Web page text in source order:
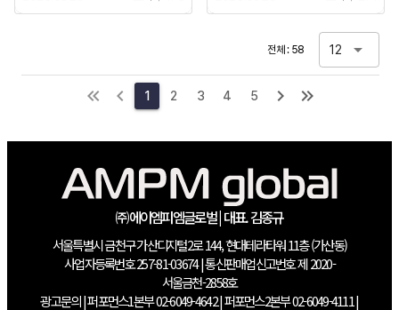
전체 : 58 12
1 2 3 4 5